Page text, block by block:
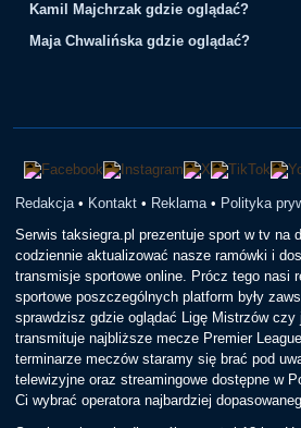
Kamil Majchrzak gdzie oglądać?
Maja Chwalińska gdzie oglądać?
Redakcja • Kontakt • Reklama • Polityka
Serwis taksiegra.pl prezentuje sport w tv na
codziennie aktualizować nasze ramówki i
transmisje sportowe online. Prócz tego nasi
sportowe poszczególnych platform były
sprawdzisz gdzie oglądać Ligę Mistrzów
transmituje najbliższe mecze Premier
terminarze meczów staramy się brać pod
telewizyjne oraz streamingowe dostępne w
Ci wybrać operatora najbardziej